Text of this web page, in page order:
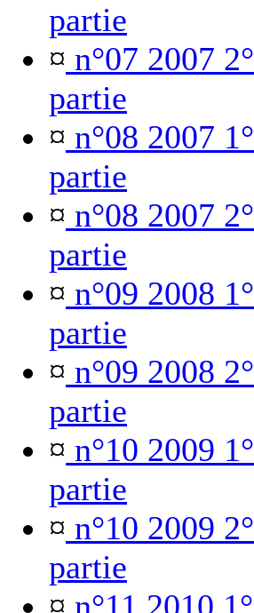
partie
¤ n°07 2007 2°
partie
¤ n°08 2007 1°
partie
¤ n°08 2007 2°
partie
¤ n°09 2008 1°
partie
¤ n°09 2008 2°
partie
¤ n°10 2009 1°
partie
¤ n°10 2009 2°
partie